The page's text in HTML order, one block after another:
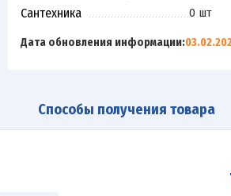
Сантехника 0 шт
Дата обновления информации:
Способы получения товара